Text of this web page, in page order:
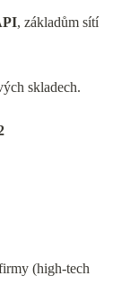
, základům sítí
skladech.
(high-tech